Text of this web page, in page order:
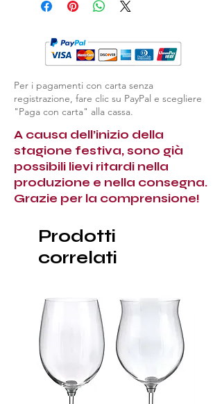
Per i pagamenti con carta senza
registrazione, fare clic su PayPal e scegliere
"Paga con carta" alla cassa.
A causa dell’inizio della
stagione festiva, sono già
possibili lievi ritardi nella
produzione e nella consegna.
Grazie per la comprensione!
Prodotti
correlati